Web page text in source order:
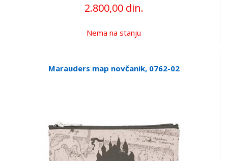
2.800,00 din.
Nema na stanju
Marauders map novčanik, 0762-02